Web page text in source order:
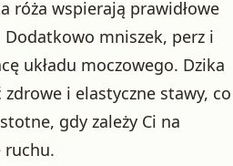
róża wspierają prawidłowe
mniszek, perz i
układu moczowego. Dzika
i elastyczne stawy, co
gdy zależy Ci na
ruchu.